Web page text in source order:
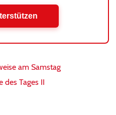
am Samstag
des Tages II